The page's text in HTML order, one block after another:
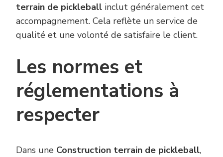
terrain de pickleball inclut généralement cet
accompagnement. Cela reflète un service de
qualité et une volonté de satisfaire le client.
Les normes et
réglementations à
respecter
Dans une Construction terrain de pickleball,